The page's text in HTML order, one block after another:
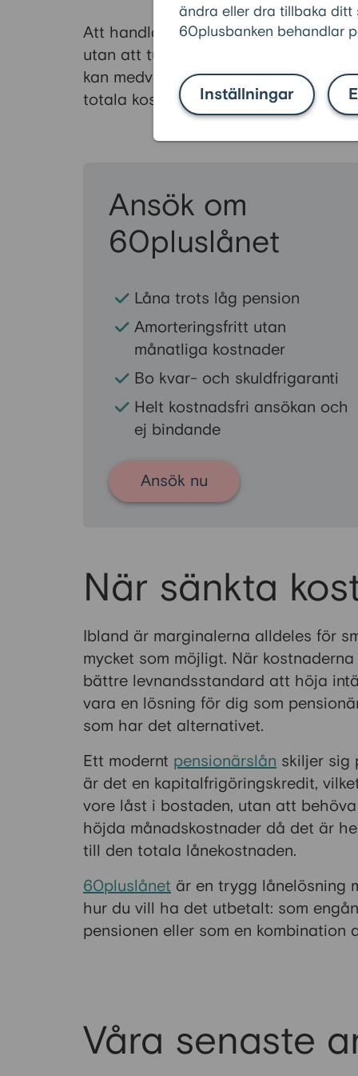
ändra eller dra tillbaka ditt
60plusbanken behandlar
Inställningar
Att handla mat medvetet som
utan att tumma på kvaliteten. Då
kan medvetna val göra stor skillnad
totala kostnader.
Ansök om
60pluslånet
Låna trots låg pension
Amorteringsfritt utan
månatliga kostnader
Bo kvar- och skuldfrigaranti
Helt kostnadsfri ansökan och
ej bindande
Ansök nu
När sänkta
Ibland är marginalerna alldeles för
mycket som möjligt. När
bättre levnandsstandard att höja
vara en lösning för dig som
som har det alternativet.
Ett modernt pensionärslån skiljer sig
är det en kapitalfrigöringskredit,
vore låst i bostaden, utan att
höjda månadskostnader då det är
till den totala lånekostnaden.
60pluslånet är en trygg lånelösning
hur du vill ha det utbetalt: som
pensionen eller som en kombination
Våra senaste